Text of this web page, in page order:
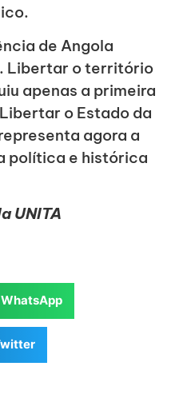
de Angola
Libertar o território
apenas a primeira
o Estado da
agora a
política e histórica
UNITA
WhatsApp